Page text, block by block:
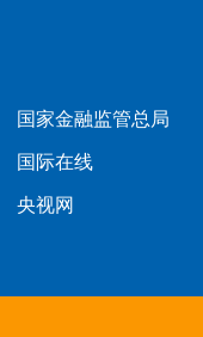
国家金融监管总局
国际在线
央视网